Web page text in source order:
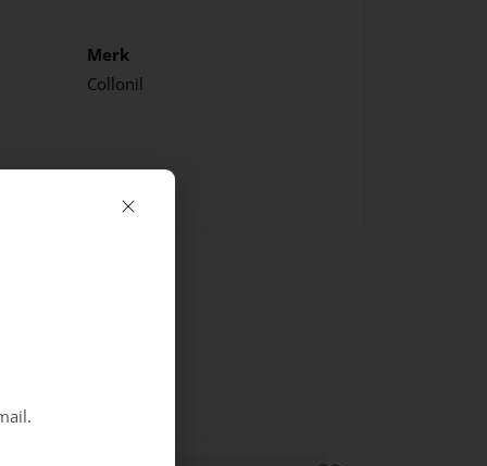
Merk
Collonil